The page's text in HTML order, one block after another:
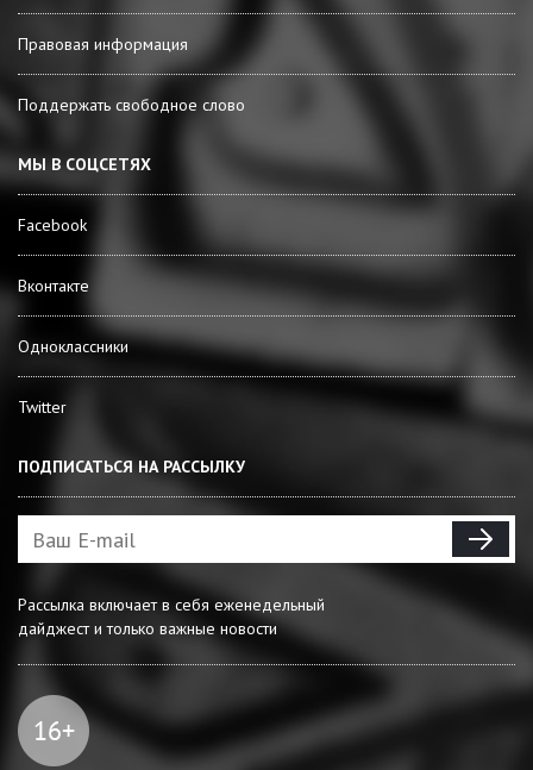
Правовая информация
Поддержать свободное слово
МЫ В СОЦСЕТЯХ
Facebook
Вконтакте
Одноклассники
Twitter
ПОДПИСАТЬСЯ НА РАССЫЛКУ
Рассылка включает в себя еженедельный
дайджест и только важные новости